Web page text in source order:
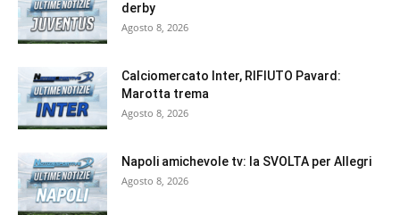
derby
Agosto 8, 2026
Calciomercato Inter, RIFIUTO Pavard:
Marotta trema
Agosto 8, 2026
Napoli amichevole tv: la SVOLTA per Allegri
Agosto 8, 2026